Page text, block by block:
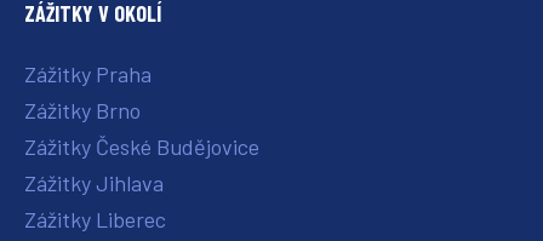
ZÁŽITKY V OKOLÍ
Zážitky Praha
Zážitky Brno
Zážitky České Budějovice
Zážitky Jihlava
Zážitky Liberec